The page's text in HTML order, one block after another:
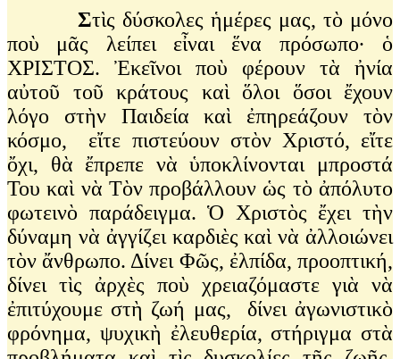
Στὶς δύσκολες ἡμέρες μας, τὸ μόνο
ποὺ μᾶς λείπει εἶναι ἕνα πρόσωπο· ὁ
ΧΡΙΣΤΟΣ. Ἐκεῖνοι ποὺ φέρουν τὰ ἠνία
αὐτοῦ τοῦ κράτους καὶ ὅλοι ὅσοι ἔχουν
λόγο στὴν Παιδεία καὶ ἐπηρεάζουν τὸν
κόσμο, εἴτε πιστεύουν στὸν Χριστό, εἴτε
ὄχι, θὰ ἔπρεπε νὰ ὑποκλίνονται μπροστά
Του καὶ νὰ Τὸν προβάλλουν ὡς τὸ ἀπόλυτο
φωτεινὸ παράδειγμα. Ὁ Χριστὸς ἔχει τὴν
δύναμη νὰ ἀγγίζει καρδιὲς καὶ νὰ ἀλλοιώνει
τὸν ἄνθρωπο. Δίνει Φῶς, ἐλπίδα, προοπτική,
δίνει τὶς ἀρχὲς ποὺ χρειαζόμαστε γιὰ νὰ
ἐπιτύχουμε στὴ ζωή μας, δίνει ἀγωνιστικὸ
φρόνημα, ψυχικὴ ἐλευθερία, στήριγμα στὰ